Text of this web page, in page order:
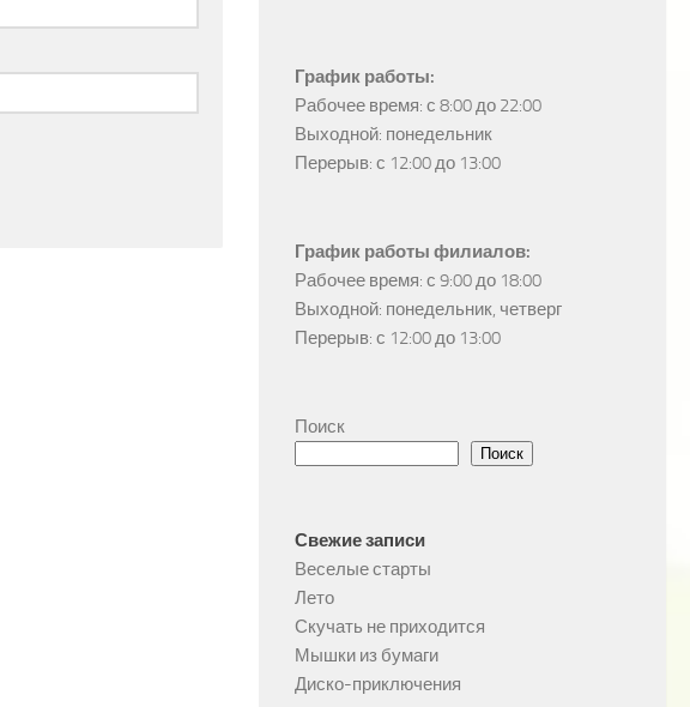
График работы:
Рабочее время: с 8:00 до 22:00
Выходной: понедельник
Перерыв: с 12:00 до 13:00
График работы филиалов:
Рабочее время: с 9:00 до 18:00
Выходной: понедельник, четверг
Перерыв: с 12:00 до 13:00
Поиск
Поиск
Свежие записи
Веселые старты
Лето
Скучать не приходится
Мышки из бумаги
Диско-приключения